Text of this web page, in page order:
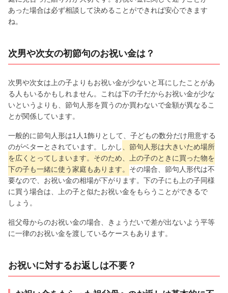
あった場合は必ず相談して決めることができれば安心できます
ね。
次男や次女の初節句のお祝い金は？
次男や次女は上の子よりもお祝い金が少ないと耳にしたことがあ
る人もいるかもしれません。これは下の子だからお祝い金が少な
いというよりも、節句人形を買うのか買わないで金額が異なるこ
とが関係しています。
一般的に節句人形は1人1飾りとして、子どもの数分だけ用意する
のがベターとされています。しかし
、節句人形は大きいため場所
を広くとってしまいます。そのため、上の子のときに買った物を
下の子も一緒に使う家庭もあります。 その場合、節句人形代は不
要なので、お祝い金の相場が下がります。下の子にも上の子同様
に買う場合は、上の子と似たお祝い金をもらうことができるで
しょう。
祖父母からのお祝い金の場合、きょうだいで差が出ないよう平等
に一律のお祝い金を渡しているケースもあります。
お祝いに対するお返しは不要？